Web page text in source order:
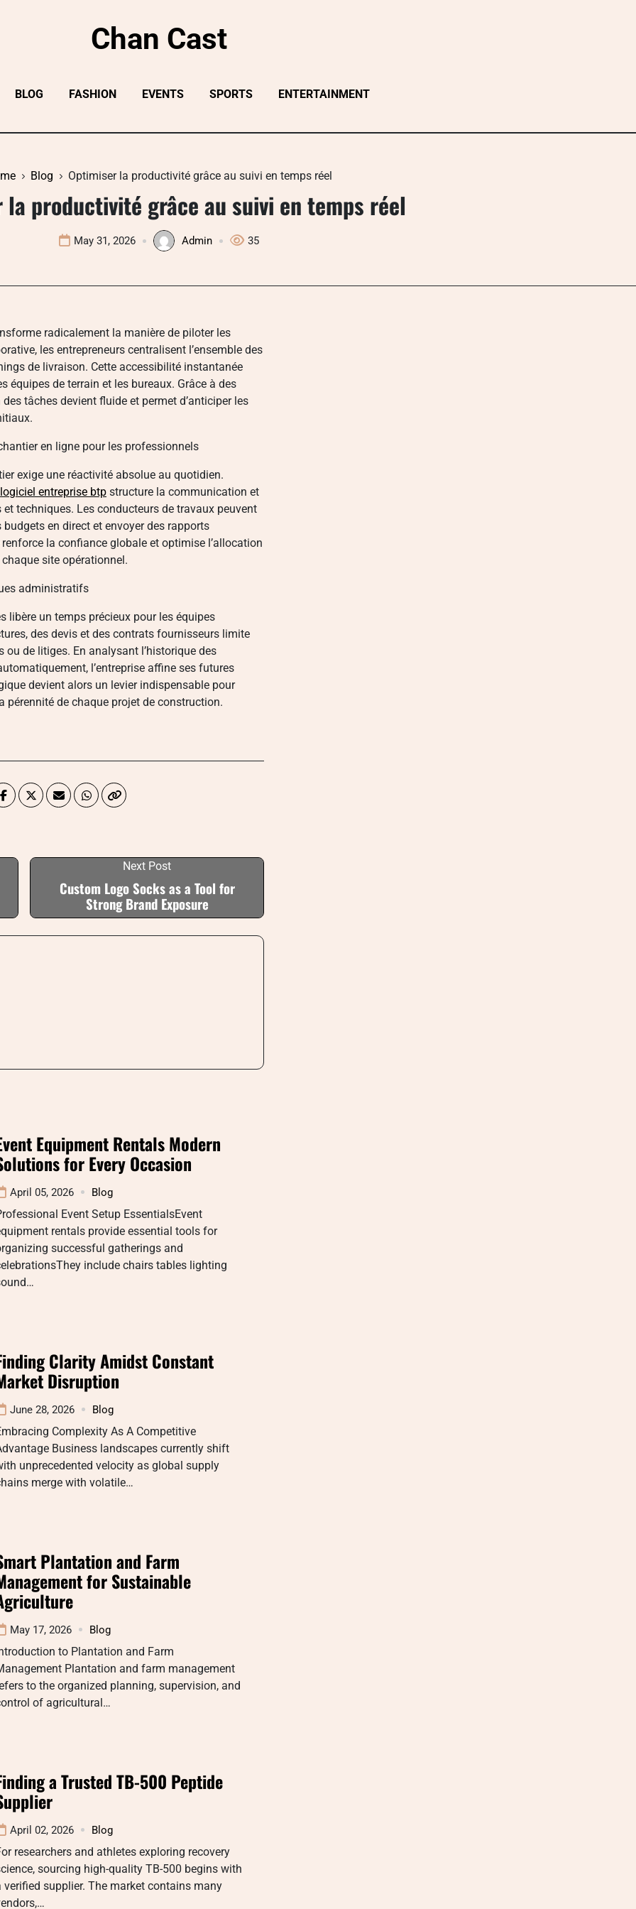
Chan Cast
BLOG FASHION EVENTS SPORTS ENTERTAINMENT
Blog Optimiser la productivité grâce au suivi en temps réel
la productivité grâce au suivi en temps réel
May 31, 2026 Admin 35
radicalement la manière de piloter les
les entrepreneurs centralisent l’ensemble des
de livraison. Cette accessibilité instantanée
équipes de terrain et les bureaux. Grâce à des
tâches devient fluide et permet d’anticiper les
en ligne pour les professionnels
exige une réactivité absolue au quotidien.
logiciel entreprise btp structure la communication et
techniques. Les conducteurs de travaux peuvent
en direct et envoyer des rapports
la confiance globale et optimise l’allocation
site opérationnel.
administratifs
libère un temps précieux pour les équipes
des devis et des contrats fournisseurs limite
de litiges. En analysant l’historique des
l’entreprise affine ses futures
devient alors un levier indispensable pour
de chaque projet de construction.
Next Post
Custom Logo Socks as a Tool for
Strong Brand Exposure
Equipment Rentals Modern
for Every Occasion
April 05, 2026 Blog
Event Setup EssentialsEvent
rentals provide essential tools for
successful gatherings and
include chairs tables lighting
Clarity Amidst Constant
Disruption
June 28, 2026 Blog
Complexity As A Competitive
Business landscapes currently shift
unprecedented velocity as global supply
merge with volatile…
Plantation and Farm
for Sustainable
May 17, 2026 Blog
to Plantation and Farm
Plantation and farm management
to the organized planning, supervision, and
of agricultural…
a Trusted TB-500 Peptide
April 02, 2026 Blog
researchers and athletes exploring recovery
sourcing high-quality TB-500 begins with
verified supplier. The market contains many